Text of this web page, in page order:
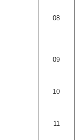
08
09
10
11